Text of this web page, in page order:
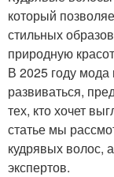
который
стильных
природную
В 2025 году
развиваться,
тех, кто хочет
статье мы
кудрявых волос,
экспертов.